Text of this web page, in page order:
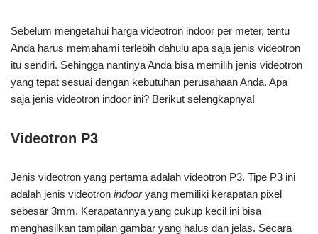
Sebelum mengetahui harga videotron indoor per meter, tentu
Anda harus memahami terlebih dahulu apa saja jenis videotron
itu sendiri. Sehingga nantinya Anda bisa memilih jenis videotron
yang tepat sesuai dengan kebutuhan perusahaan Anda. Apa
saja jenis videotron indoor ini? Berikut selengkapnya!
Videotron P3
Jenis videotron yang pertama adalah videotron P3. Tipe P3 ini
adalah jenis videotron indooryang memiliki kerapatan pixel
sebesar 3mm. Kerapatannya yang cukup kecil ini bisa
menghasilkan tampilan gambar yang halus dan jelas. Secara